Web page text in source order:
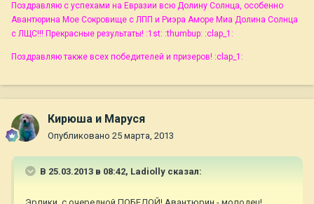
Поздравляю с успехами на Евразии всю Долину Солнца, особенно
Авантюрина Мое Сокровище с ЛПП и Риэра Аморе Миа Долина Солнца
с ЛЩС!!! Прекрасные результаты! :1st: :thumbup: :clap_1:
Поздравляю также всех победителей и призеров! :clap_1:
Кирюша и Маруся
Опубликовано 25 марта, 2013
В 25.03.2013 в 08:42, Ladiolly сказал: